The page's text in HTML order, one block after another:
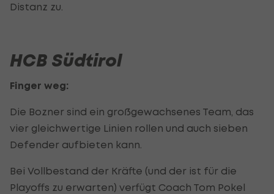
Distanz zu.
HCB Südtirol
Finger weg:
Die Bozner sind ein großgewachsenes Team, das
vier gleichwertige Linien rollen und auch sieben
Defender aufbieten kann.
Bei Vollbestand der Kräfte (und der ist für die
Playoffs zu erwarten) verfügt Coach Tom Pokel